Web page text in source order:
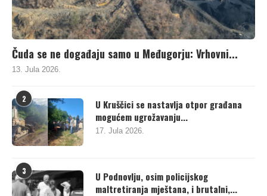
Čuda se ne događaju samo u Međugorju: Vrhovni...
13. Jula 2026.
2
U Kruščici se nastavlja otpor građana
mogućem ugrožavanju...
17. Jula 2026.
3
U Podnovlju, osim policijskog
maltretiranja mještana, i brutalni,...